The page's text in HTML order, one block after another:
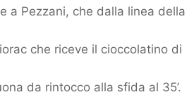
a Pezzani, che dalla linea della
che riceve il cioccolatino di
da rintocco alla sfida al 35’.